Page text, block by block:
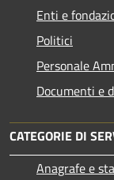
Enti e
Politici
Personale
Documenti e
CATEGORIE DI
Anagrafe e